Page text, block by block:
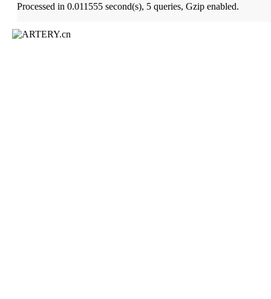
Processed in 0.011555 second(s), 5 queries, Gzip enabled.